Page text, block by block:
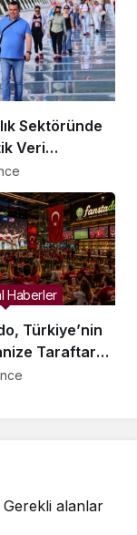
Buldu
Sektöründe
Veri
Başlatıldı
Türkiye’nin
Taraftar
Kuruyor:
Haberler
Gerekli alanlar